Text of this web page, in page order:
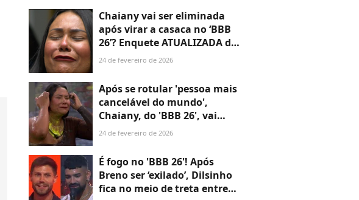
Chaiany vai ser eliminada
após virar a casaca no ‘BBB
26’? Enquete ATUALIZADA do
Paredão revela se sister está
24 de fevereiro de 2026
Após se rotular 'pessoa mais
cancelável do mundo',
Chaiany, do 'BBB 26', vai
passar por tratamento
sister; entenda!
24 de fevereiro de 2026
É fogo no 'BBB 26'! Após
Breno ser ‘exilado’, Dilsinho
fica no meio de treta entre